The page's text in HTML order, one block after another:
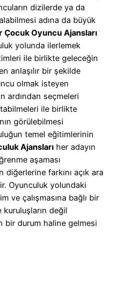
dizilerde ya da
adına da büyük
Çocuk Oyuncu Ajansları
yolunda ilerlemek
ile birlikte geleceğin
anlaşılır bir şekilde
olmak isteyen
ardından seçmeleri
ile birlikte
görülebilmesi
temel eğitimlerinin
Ajansları her adayın
aşaması
diğerlerine farkını açık ara
Oyunculuk yolundaki
ve çalışmasına bağlı bir
değil
bir durum haline gelmesi